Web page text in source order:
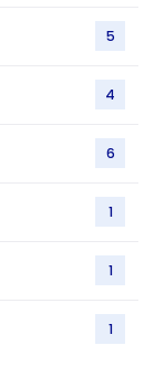
5
4
6
1
1
1